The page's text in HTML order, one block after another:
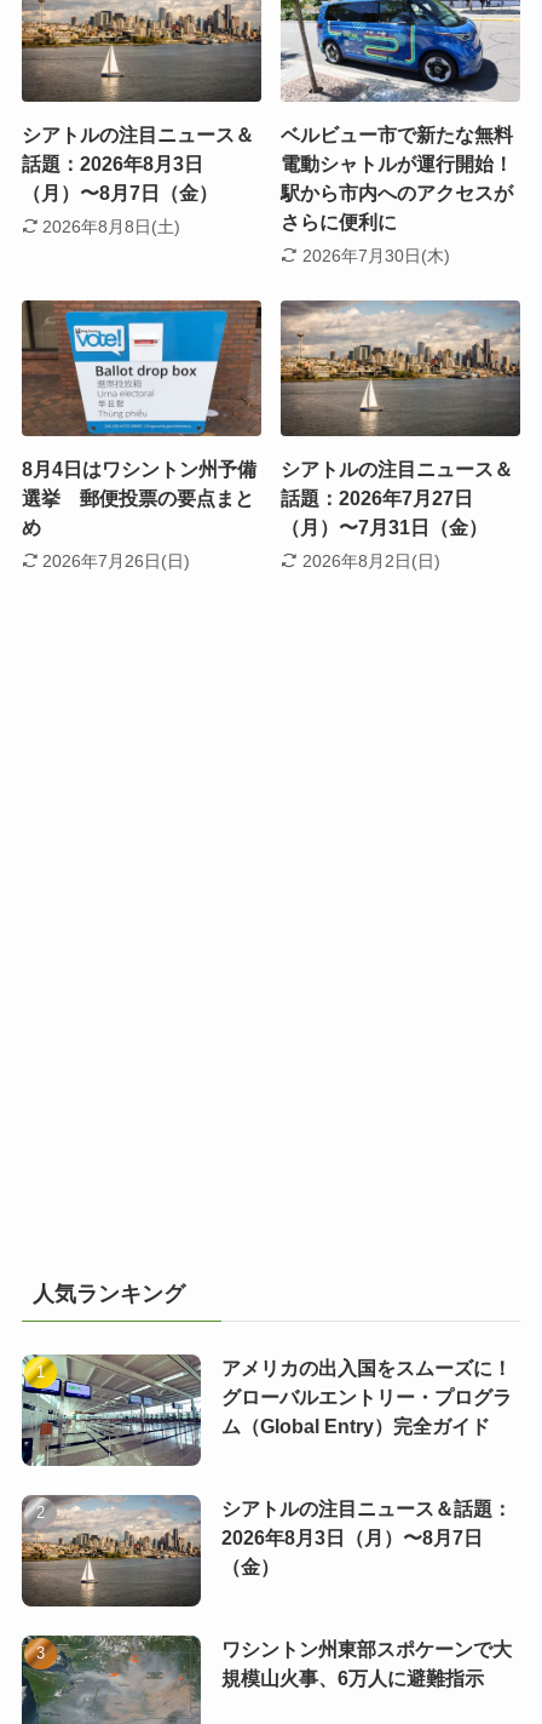
シアトルの注目ニュース＆
話題：2026年8月3日
（月）〜8月7日（金）
2026年8月8日(土)
ベルビュー市で新たな無料
電動シャトルが運行開始！
駅から市内へのアクセスが
さらに便利に
2026年7月30日(木)
8月4日はワシントン州予備
選挙 郵便投票の要点まと
め
2026年7月26日(日)
シアトルの注目ニュース＆
話題：2026年7月27日
（月）〜7月31日（金）
2026年8月2日(日)
人気ランキング
アメリカの出入国をスムーズに！
グローバルエントリー・プログラ
ム（Global Entry）完全ガイド
シアトルの注目ニュース＆話題：
2026年8月3日（月）〜8月7日
（金）
ワシントン州東部スポケーンで大
規模山火事、6万人に避難指示